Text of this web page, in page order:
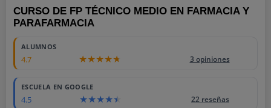
CURSO DE FP TÉCNICO MEDIO EN FARMACIA Y
PARAFARMACIA
ALUMNOS
4.7 3 opiniones
ESCUELA EN GOOGLE
4.5 22 reseñas